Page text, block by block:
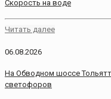
Скорость на воде
Читать далее
06.08.2026
На Обводном шоссе
светофоров